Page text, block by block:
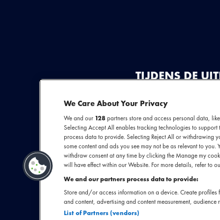
TIJDENS DE
IN DE
CLUB
Nog maar 20% power
seizoen met de
daar kon lenen.
powerbanks weer
willen zijn als zij meer
We Care About Your Privacy
We and our 128 partners store and access personal data,
Selecting Accept All enables tracking technologies to
process data to provide. Selecting Reject All or withdrawing
some content and ads you see may not be as relevant to
withdraw consent at any time by clicking the Manage my
will have effect within our Website. For more details, refer to
We and our partners process data to provide:
Store and/or access information on a device. Create
and content, advertising and content measurement, audience
List of Partners (vendors)